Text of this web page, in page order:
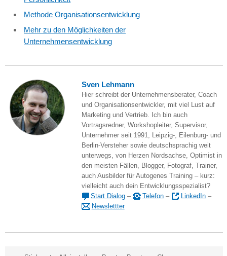
Methode Organisationsentwicklung
Mehr zu den Möglichkeiten der
Unternehmensentwicklung
Sven Lehmann
Hier schreibt der Unternehmensberater, Coach
und Organisationsentwickler, mit viel Lust auf
Marketing und Vertrieb. Ich bin auch
Vortragsredner, Workshopleiter, Supervisor,
Unternehmer seit 1991, Leipzig-, Eilenburg- und
Berlin-Versteher sowie deutschsprachig weit
unterwegs, von Herzen Nordsachse, Optimist in
den meisten Fällen, Blogger, Fotograf, Trainer,
auch Ausbilder für Autogenes Training – kurz:
vielleicht auch dein Entwicklungsspezialist?
Start Dialog – Telefon – LinkedIn –
Newslettter